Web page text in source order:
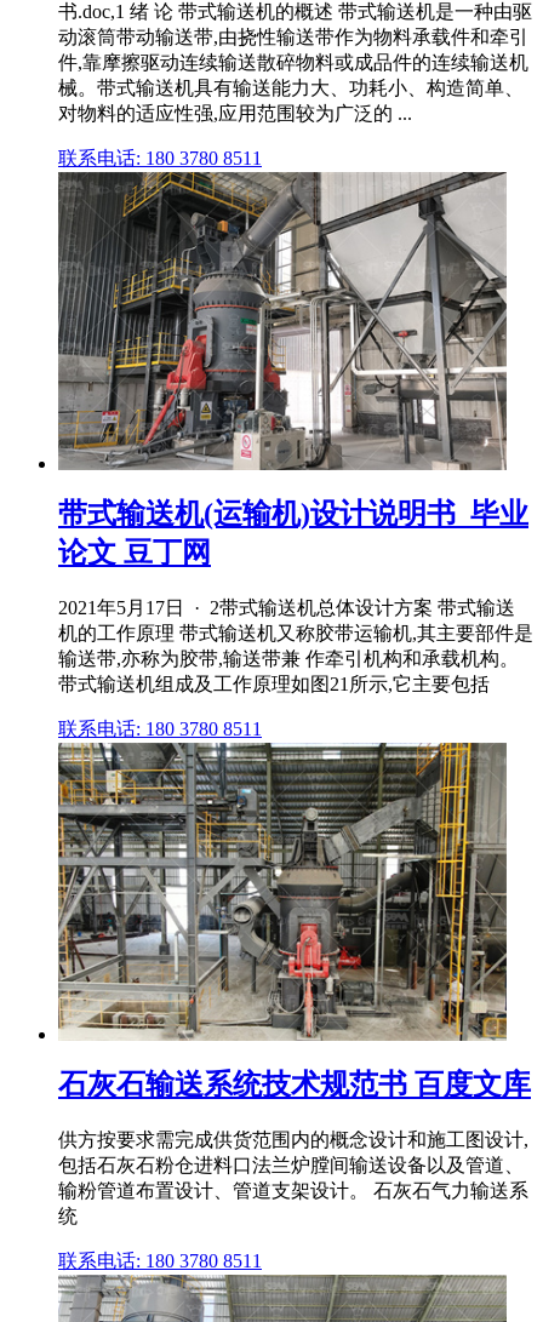
书.doc,1 绪 论 带式输送机的概述 带式输送机是一种由驱
动滚筒带动输送带,由挠性输送带作为物料承载件和牵引
件,靠摩擦驱动连续输送散碎物料或成品件的连续输送机
械。带式输送机具有输送能力大、功耗小、构造简单、
对物料的适应性强,应用范围较为广泛的 ...
联系电话: 180 3780 8511
带式输送机(运输机)设计说明书_毕业
论文 豆丁网
2021年5月17日 · 2带式输送机总体设计方案 带式输送
机的工作原理 带式输送机又称胶带运输机,其主要部件是
输送带,亦称为胶带,输送带兼 作牵引机构和承载机构。
带式输送机组成及工作原理如图21所示,它主要包括
联系电话: 180 3780 8511
石灰石输送系统技术规范书 百度文库
供方按要求需完成供货范围内的概念设计和施工图设计,
包括石灰石粉仓进料口法兰炉膛间输送设备以及管道、
输粉管道布置设计、管道支架设计。 石灰石气力输送系
统
联系电话: 180 3780 8511